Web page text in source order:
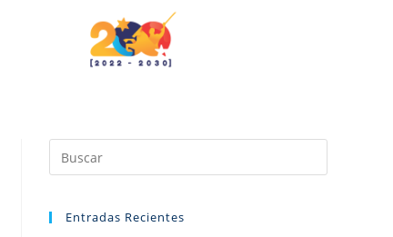
Entradas Recientes